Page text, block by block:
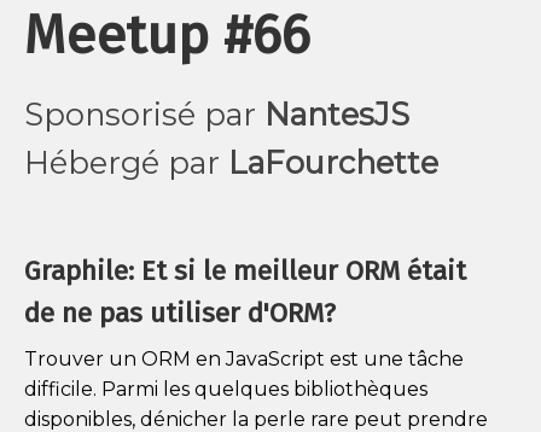
Meetup #66
Sponsorisé par NantesJS
Hébergé par LaFourchette
Graphile: Et si le meilleur ORM était
de ne pas utiliser d'ORM?
Trouver un ORM en JavaScript est une tâche
difficile. Parmi les quelques bibliothèques
disponibles, dénicher la perle rare peut prendre